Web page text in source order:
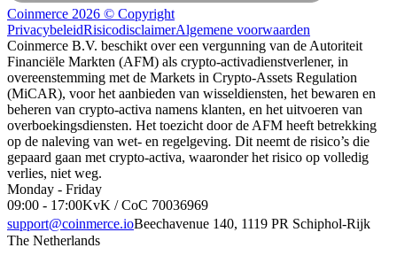
Coinmerce 2026 © Copyright
PrivacybeleidRisicodisclaimerAlgemene voorwaarden
Coinmerce B.V. beschikt over een vergunning van de Autoriteit
Financiële Markten (AFM) als crypto-activadienstverlener, in
overeenstemming met de Markets in Crypto-Assets Regulation
(MiCAR), voor het aanbieden van wisseldiensten, het bewaren en
beheren van crypto-activa namens klanten, en het uitvoeren van
overboekingsdiensten. Het toezicht door de AFM heeft betrekking
op de naleving van wet- en regelgeving. Dit neemt de risico’s die
gepaard gaan met crypto-activa, waaronder het risico op volledig
verlies, niet weg.
Monday - Friday
09:00 - 17:00KvK / CoC 70036969
support@coinmerce.ioBeechavenue 140, 1119 PR Schiphol-Rijk
The Netherlands